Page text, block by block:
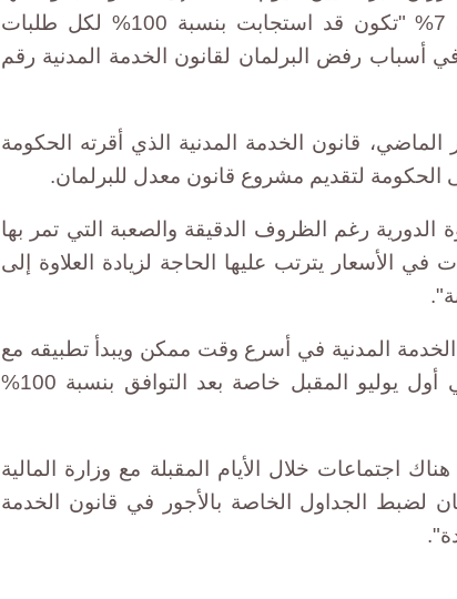
على زيادة العلاوة الدورية إلى 7% "تكون قد استجابت بنسبة 100% لكل طلبات
أسباب رفض البرلمان لقانون الخدمة المدنية رقم
قانون الخدمة المدنية الذي أقرته الحكومة
الحكومة لتقديم مشروع قانون معدل للبرلمان.
الدورية رغم الظروف الدقيقة والصعبة التي تمر بها
في الأسعار يترتب عليها الحاجة لزيادة العلاوة إلى
المدنية في أسرع وقت ممكن ويبدأ تطبيقه مع
بداية السنة المالية الجديدة في أول يوليو المقبل خاصة بعد التوافق بنسبة 100%
اجتماعات خلال الأيام المقبلة مع وزارة المالية
لضبط الجداول الخاصة بالأجور في قانون الخدمة